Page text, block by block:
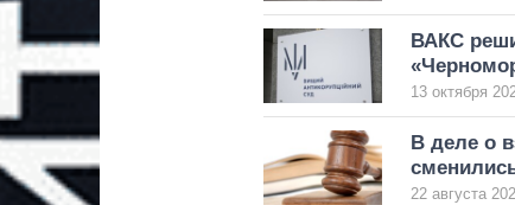
ВАКС
13 октября
В деле о
22 августа